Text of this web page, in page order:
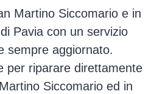
Martino Siccomario e in
Pavia con un servizio
sempre aggiornato.
per riparare direttamente
Siccomario ed in